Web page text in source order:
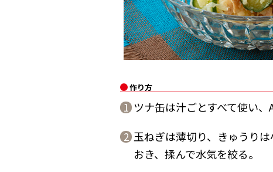
作り方
1 ツナ缶は汁ごとすべて使い、
2 玉ねぎは薄切り、きゅうり
おき、揉んで水気を絞る。